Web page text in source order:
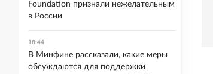
Foundation признали нежелательным
в России
18:44
В Минфине рассказали, какие меры
обсуждаются для поддержки